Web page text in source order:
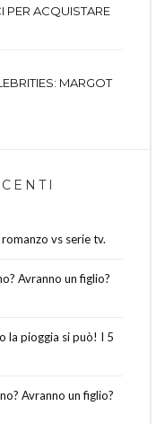
PER ACQUISTARE
MARGOT
vs serie tv.
Avranno un figlio?
la pioggia si può! I 5
Avranno un figlio?